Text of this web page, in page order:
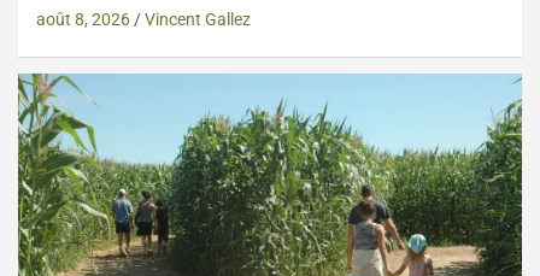
août 8, 2026 Vincent Gallez